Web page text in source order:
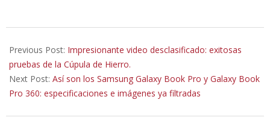
03-
21
Previous Post: Impresionante video desclasificado: exitosas
pruebas de la Cúpula de Hierro.
Next Post: Así son los Samsung Galaxy Book Pro y Galaxy Book
Pro 360: especificaciones e imágenes ya filtradas